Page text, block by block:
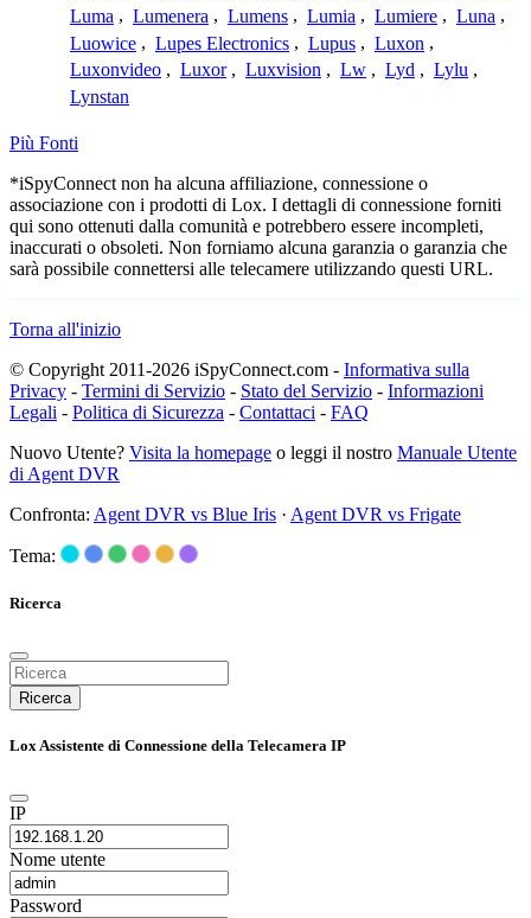
Luma , Lumenera , Lumens , Lumia , Lumiere , Luna ,
Luowice , Lupes Electronics , Lupus , Luxon ,
Luxonvideo , Luxor , Luxvision , Lw , Lyd , Lylu ,
Lynstan
Più Fonti
*iSpyConnect non ha alcuna affiliazione, connessione o
associazione con i prodotti di Lox. I dettagli di connessione forniti
qui sono ottenuti dalla comunità e potrebbero essere incompleti,
inaccurati o obsoleti. Non forniamo alcuna garanzia o garanzia che
sarà possibile connettersi alle telecamere utilizzando questi URL.
Torna all'inizio
© Copyright 2011-2026 iSpyConnect.com - Informativa sulla
Privacy - Termini di Servizio - Stato del Servizio - Informazioni
Legali - Politica di Sicurezza - Contattaci - FAQ
Nuovo Utente? Visita la homepage o leggi il nostro Manuale Utente
di Agent DVR
Confronta: Agent DVR vs Blue Iris · Agent DVR vs Frigate
Tema:
Ricerca
Ricerca
Lox Assistente di Connessione della Telecamera IP
IP
Nome utente
Password